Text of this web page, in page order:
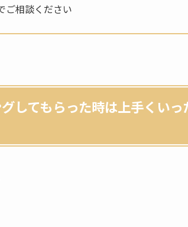
ご相談ください
してもらった時は上手くい